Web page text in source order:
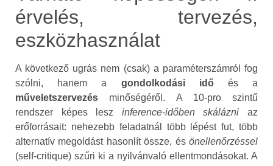
érvelés, tervezés,
eszközhasználat
A következő ugrás nem (csak) a paraméterszámról fog
szólni, hanem a gondolkodási időés a
műveletszervezés minőségéről. A 10‑pro szintű
rendszer képes lesz inference‑időben skálázni az
erőforrásait: nehezebb feladatnál több lépést fut, több
alternatív megoldást hasonlít össze, és önellenőrzéssel
(self‑critique) szűri ki a nyilvánvaló ellentmondásokat. A